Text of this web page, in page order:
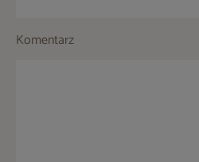
Komentarz